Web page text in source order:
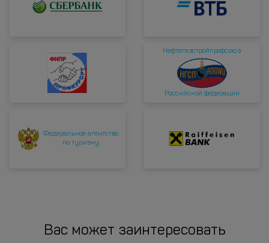
Нефтегазстройпрофсоюз
Российской федерации
Федеральное агентство
по туризму
Вас может заинтересовать